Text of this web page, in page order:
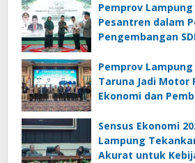
Pemprov
Pesantren dalam
Pengembangan
Pemprov
Taruna Jadi Motor
Ekonomi dan
Sensus Ekonomi
Lampung
Akurat untuk